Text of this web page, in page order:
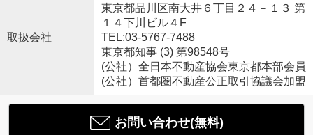
取扱会社
東京都品川区南大井６丁目２４－１３ 第
１４下川ビル４F
TEL:03-5767-7488
東京都知事 (3) 第98548号
(公社）全日本不動産協会東京都本部会員
(公社）首都圏不動産公正取引協議会加盟
お問い合わせ(無料)